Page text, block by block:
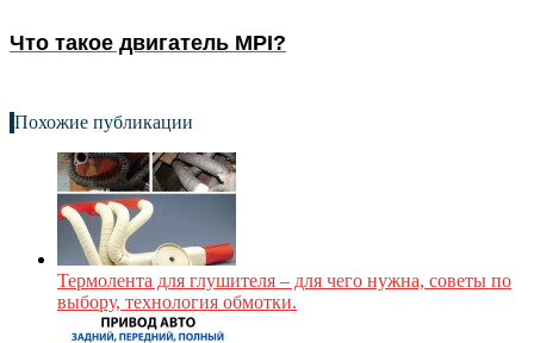
Что такое двигатель MPI?
Похожие публикации
Термолента для глушителя – для чего нужна, советы по
выбору, технология обмотки.